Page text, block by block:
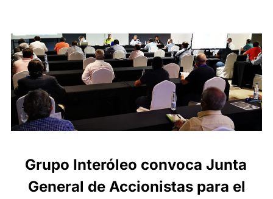
Grupo Interóleo convoca Junta
General de Accionistas para el